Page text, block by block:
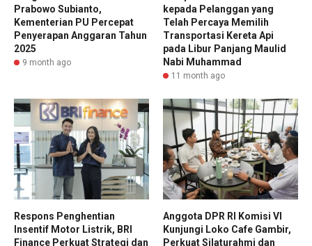
Prabowo Subianto,
Kementerian PU Percepat
Penyerapan Anggaran Tahun
2025
9 month ago
kepada Pelanggan yang
Telah Percaya Memilih
Transportasi Kereta Api
pada Libur Panjang Maulid
Nabi Muhammad
11 month ago
Respons Penghentian
Insentif Motor Listrik, BRI
Finance Perkuat Strategi dan
Anggota DPR RI Komisi VI
Kunjungi Loko Cafe Gambir,
Perkuat Silaturahmi dan